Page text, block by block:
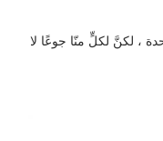
، لكنَّ لكلٍّ منّا جوعًا لا